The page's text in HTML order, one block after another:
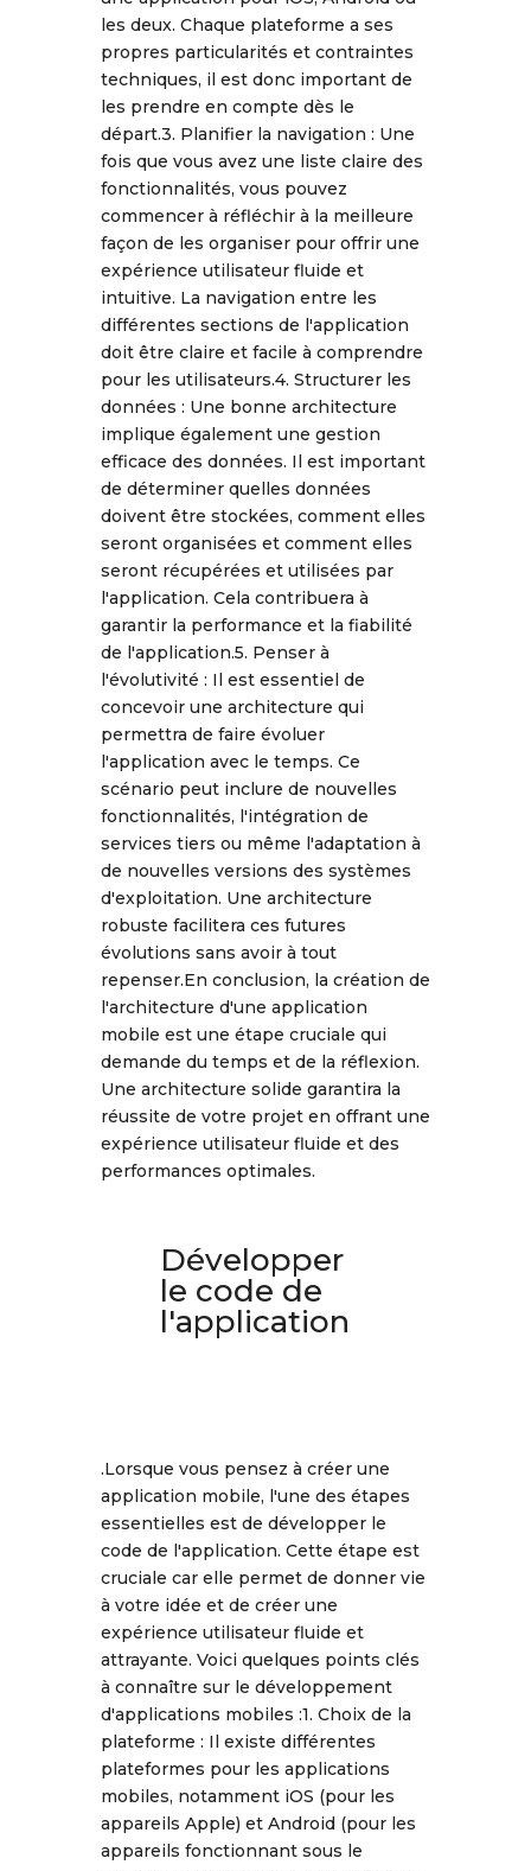
les deux. Chaque plateforme a ses
propres particularités et contraintes
techniques, il est donc important de
les prendre en compte dès le
départ.3. Planifier la navigation : Une
fois que vous avez une liste claire des
fonctionnalités, vous pouvez
commencer à réfléchir à la meilleure
façon de les organiser pour offrir une
expérience utilisateur fluide et
intuitive. La navigation entre les
différentes sections de l'application
doit être claire et facile à comprendre
pour les utilisateurs.4. Structurer les
données : Une bonne architecture
implique également une gestion
efficace des données. Il est important
de déterminer quelles données
doivent être stockées, comment elles
seront organisées et comment elles
seront récupérées et utilisées par
l'application. Cela contribuera à
garantir la performance et la fiabilité
de l'application.5. Penser à
l'évolutivité : Il est essentiel de
concevoir une architecture qui
permettra de faire évoluer
l'application avec le temps. Ce
scénario peut inclure de nouvelles
fonctionnalités, l'intégration de
services tiers ou même l'adaptation à
de nouvelles versions des systèmes
d'exploitation. Une architecture
robuste facilitera ces futures
évolutions sans avoir à tout
repenser.En conclusion, la création de
l'architecture d'une application
mobile est une étape cruciale qui
demande du temps et de la réflexion.
Une architecture solide garantira la
réussite de votre projet en offrant une
expérience utilisateur fluide et des
performances optimales.
Développer
le code de
l'application
.Lorsque vous pensez à créer une
application mobile, l'une des étapes
essentielles est de développer le
code de l'application. Cette étape est
cruciale car elle permet de donner vie
à votre idée et de créer une
expérience utilisateur fluide et
attrayante. Voici quelques points clés
à connaître sur le développement
d'applications mobiles :1. Choix de la
plateforme : Il existe différentes
plateformes pour les applications
mobiles, notamment iOS (pour les
appareils Apple) et Android (pour les
appareils fonctionnant sous le